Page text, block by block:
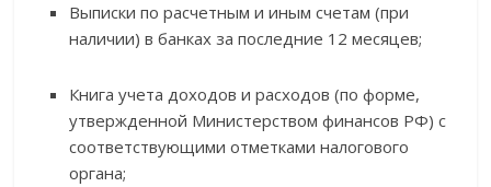
Выписки по расчетным и иным счетам (при
наличии) в банках за последние 12 месяцев;
Книга учета доходов и расходов (по форме,
утвержденной Министерством финансов РФ) с
соответствующими отметками налогового
органа;